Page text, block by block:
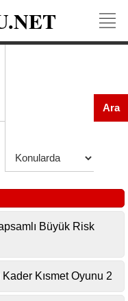
Ara
Büyük Risk
Kısmet Oyunu 2